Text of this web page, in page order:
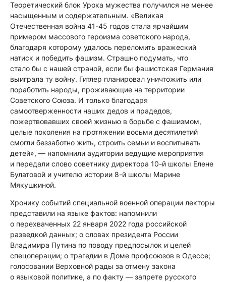
Теоретический блок Урока мужества получился не менее
насыщенным и содержательным. «Великая
Отечественная война 41-45 годов стала ярчайшим
примером массового героизма советского народа,
благодаря которому удалось переломить вражеский
натиск и победить фашизм. Страшно подумать, что
стало бы с нашей страной, если бы фашистская Германия
выиграла ту войну. Гитлер планировал уничтожить или
поработить народы, проживающие на территории
Советского Союза. И только благодаря
самоотверженности наших дедов и прадедов,
пожертвовавших своей жизнью в борьбе с фашизмом,
целые поколения на протяжении восьми десятилетий
смогли беззаботно жить, строить семьи и воспитывать
детей», — напомнили аудитории ведущие мероприятия
и передали слово советнику директора 10-й школы Елене
Булатовой и учителю истории 8-й школы Марине
Мякушкиной.
Хронику событий специальной военной операции лекторы
представили на языке фактов: напомнили
о перехваченных 22 января 2022 года российской
разведкой данных; о словах президента России
Владимира Путина по поводу предпосылок и целей
спецоперации; о трагедии в Доме профсоюзов в Одессе;
голосовании Верховной рады за отмену закона
о языковой политике, а по факту — запрете русского